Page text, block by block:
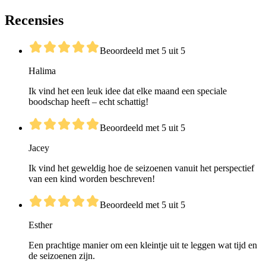
Recensies
Beoordeeld met 5 uit 5
Halima
Ik vind het een leuk idee dat elke maand een speciale
boodschap heeft – echt schattig!
Beoordeeld met 5 uit 5
Jacey
Ik vind het geweldig hoe de seizoenen vanuit het perspectief
van een kind worden beschreven!
Beoordeeld met 5 uit 5
Esther
Een prachtige manier om een kleintje uit te leggen wat tijd en
de seizoenen zijn.